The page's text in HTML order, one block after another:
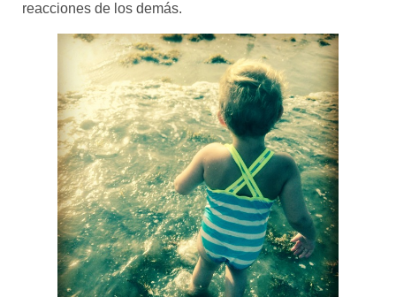
reacciones de los demás.